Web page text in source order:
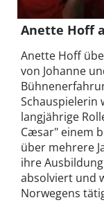
Anette Hoff
Anette Hoff
von Johanne
Schauspielerin
langjährige
Cæsar" einem
über mehrere
ihre
absolviert und
Norwegens